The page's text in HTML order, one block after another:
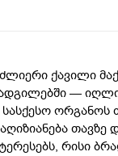
ქავილი
—
ორგანოს
რისი